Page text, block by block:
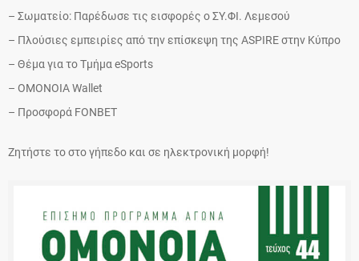
– Σωματείο: Παρέδωσε τις εισφορές ο ΣΥ.ΦΙ. Λεμεσού
– Πλούσιες εμπειρίες από την επίσκεψη της ASPIRE στην Κύπρο
– Θέμα για το Τμήμα eSports
– ΟΜΟΝΟΙΑ Wallet
– Προσφορά FONBET
Ζητήστε το στο γήπεδο και σε ηλεκτρονική μορφή!